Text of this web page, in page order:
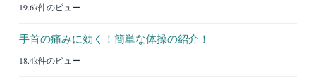
19.6k件のビュー
手首の痛みに効く！簡単な体操の紹介！
18.4k件のビュー